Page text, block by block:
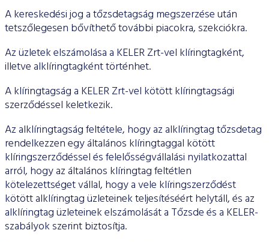
A kereskedési jog a tőzsdetagság megszerzése után
tetszőlegesen bővíthető további piacokra, szekciókra.
Az üzletek elszámolása a KELER Zrt-vel klíringtagként,
illetve alklíringtagként történhet.
A klíringtagság a KELER Zrt-vel kötött klíringtagsági
szerződéssel keletkezik.
Az alklíringtagság feltétele, hogy az alklíringtag tőzsdetag
rendelkezzen egy általános klíringtaggal kötött
klíringszerződéssel és felelősségvállalási nyilatkozattal
arról, hogy az általános klíringtag feltétlen
kötelezettséget vállal, hogy a vele klíringszerződést
kötött alklíringtag üzleteinek teljesítéséért helytáll, és az
alklíringtag üzleteinek elszámolását a Tőzsde és a KELER-
szabályok szerint biztosítja.